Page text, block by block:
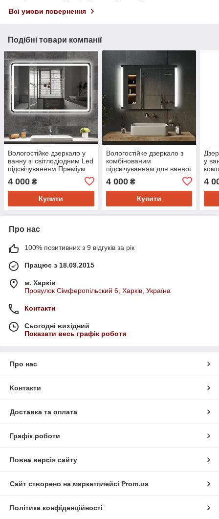
Всі умови повернення
Подібні товари компанії
Вологостійке дзеркало у
ванну зі світлодіодним Led
підсвічуванням Преміум
4 000 ₴
Купити
Вологостійке дзеркало з
комбінованим
підсвічуванням для ванної
кімнати 40*60 см. Преміум
Комплектація
4 000₴
Купити
у
4
Про нас
100% позитивних з 9 відгуків за рік
Працює з 18.09.2015
м. Харків
Провулок Сімферопільский 6, Харків, Україна
Контакти
Сьогодні вихідний
Показати весь графік роботи
Про нас
Контакти
Доставка та оплата
Графік роботи
Повна версія сайту
Сайт створено на маркетплейсі Prom.ua
Політика конфіденційності